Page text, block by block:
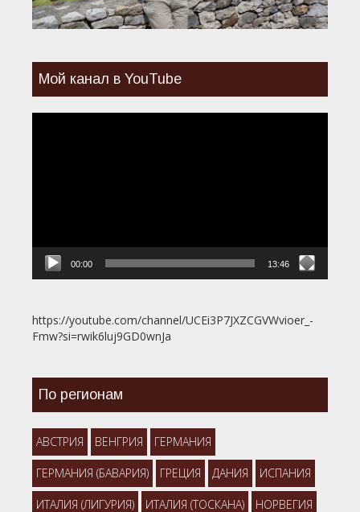
Мой канал в YouTube
00:00 13:46
https://youtube.com/channel/UCEi3P7JXZCGVWvioer_-
Fmw?si=rwik6luj9GD0wnJa
По регионам
АВСТРИЯ ВЕНГРИЯ ГЕРМАНИЯ
ГЕРМАНИЯ (БАВАРИЯ) ГРЕЦИЯ ДАНИЯ ИСПАНИЯ
ИТАЛИЯ (ЛИГУРИЯ) ИТАЛИЯ (ТОСКАНА) НОРВЕГИЯ